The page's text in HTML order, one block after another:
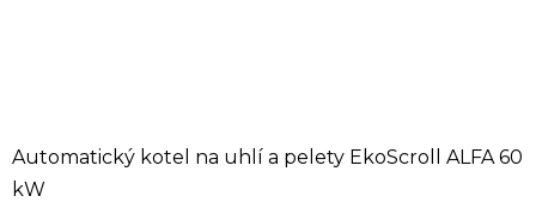
Automatický kotel na uhlí a pelety EkoScroll ALFA 60
kW